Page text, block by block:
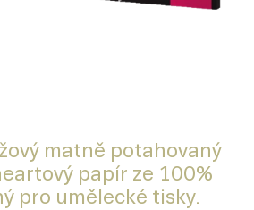
matně potahovaný
papír ze 100%
pro umělecké tisky.